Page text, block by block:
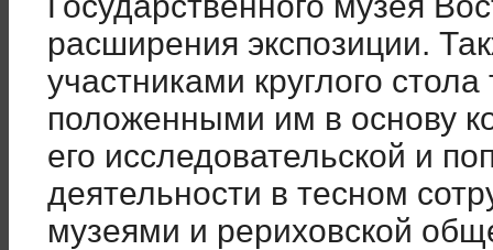
расширения экспозиции.
участниками круглого
положенными им в основу
его исследовательской и
деятельности в тесном
музеями и рериховской